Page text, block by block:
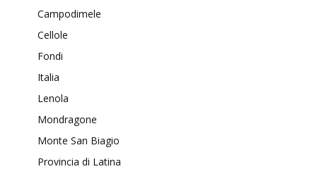
Campodimele
Cellole
Fondi
Italia
Lenola
Mondragone
Monte San Biagio
Provincia di Latina